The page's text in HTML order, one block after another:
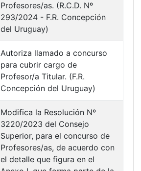
Profesores/as. (R.C.D. Nº
293/2024 - F.R. Concepción
del Uruguay)
Autoriza llamado a concurso
para cubrir cargo de
Profesor/a Titular. (F.R.
Concepción del Uruguay)
Modifica la Resolución Nº
3220/2023 del Consejo
Superior, para el concurso de
Profesores/as, de acuerdo con
el detalle que figura en el